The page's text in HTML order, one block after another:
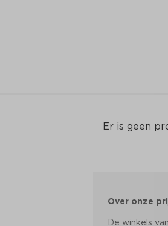
Er is geen
Over onze
De winkels